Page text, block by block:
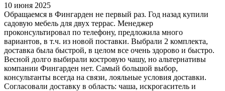
10 июня 2025
Обращаемся в Фингарден не первый раз. Год назад купили
садовую мебель для двух террас. Менеджер
проконсультировал по телефону, предложила много
вариантов, в т.ч. из новой поставки. Выбрали 2 комплекта,
доставка была быстрой, в целом все очень здорово и быстро.
Весной долго выбирали костровую чашу, но альтернативы
компании Фингарден нет. Самый большой выбор,
консультанты всегда на связи, лояльные условия доставки.
Согласовали доставку в область: чаша, искрогаситель и